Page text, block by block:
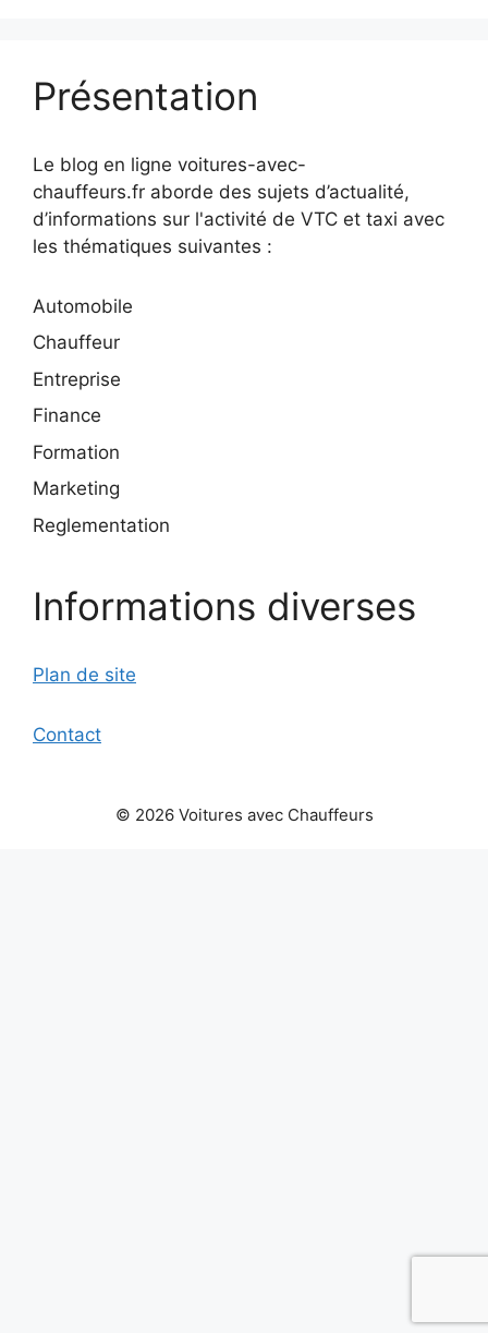
Présentation
Le blog en ligne voitures-avec-
chauffeurs.fr aborde des sujets d’actualité,
d’informations sur l'activité de VTC et taxi avec
les thématiques suivantes :
Automobile
Chauffeur
Entreprise
Finance
Formation
Marketing
Reglementation
Informations diverses
Plan de site
Contact
© 2026 Voitures avec Chauffeurs